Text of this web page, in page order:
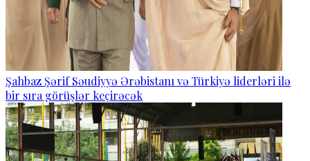
Şahbaz Şərif Səudiyyə Ərəbistanı və Türkiyə liderləri ilə
bir sıra görüşlər keçirəcək